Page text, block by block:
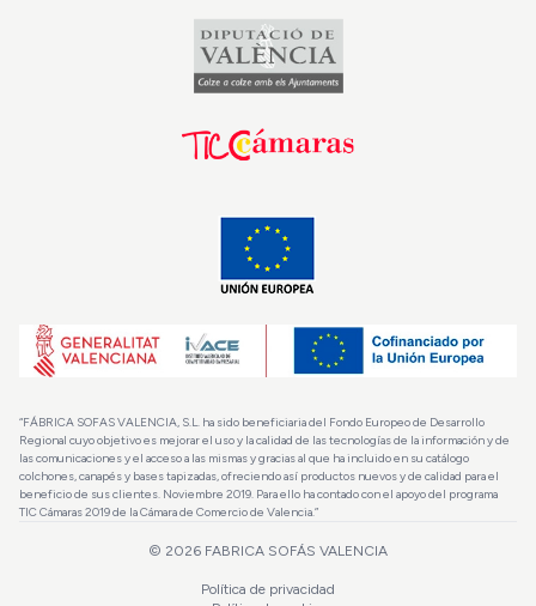
“FÁBRICA SOFAS VALENCIA, S.L. ha sido beneficiaria del Fondo Europeo de Desarrollo
Regional cuyo objetivo es mejorar el uso y la calidad de las tecnologías de la información y de
las comunicaciones y el acceso a las mismas y gracias al que ha incluido en su catálogo
colchones, canapés y bases tapizadas, ofreciendo así productos nuevos y de calidad para el
beneficio de sus clientes. Noviembre 2019. Para ello ha contado con el apoyo del programa
TIC Cámaras 2019 de la Cámara de Comercio de Valencia.”
© 2026 FABRICA SOFÁS VALENCIA
Política de privacidad